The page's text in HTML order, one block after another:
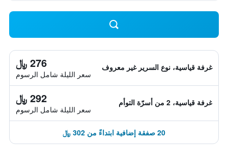
غرفة قياسية، نوع السرير غير معروف 276 ﷼
سعر الليلة شامل الرسوم
غرفة قياسية، 2 من أسرّة التوأم 292 ﷼
سعر الليلة شامل الرسوم
20 صفقة إضافية ابتداءً من 302 ﷼